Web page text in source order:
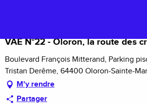
principal
VAE N°22 - Oloron, la route des
Boulevard François Mitterand, Parking
Tristan Derême, 64400 Oloron-Sainte-
M'y rendre
Partager